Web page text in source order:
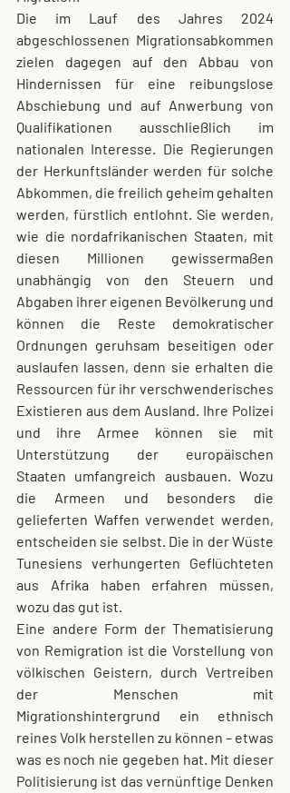
Die im Lauf des Jahres 2024
abgeschlossenen Migrationsabkommen
zielen dagegen auf den Abbau von
Hindernissen für eine reibungslose
Abschiebung und auf Anwerbung von
Qualifikationen ausschließlich im
nationalen Interesse. Die Regierungen
der Herkunftsländer werden für solche
Abkommen, die freilich geheim gehalten
werden, fürstlich entlohnt. Sie werden,
wie die nordafrikanischen Staaten, mit
diesen Millionen gewissermaßen
unabhängig von den Steuern und
Abgaben ihrer eigenen Bevölkerung und
können die Reste demokratischer
Ordnungen geruhsam beseitigen oder
auslaufen lassen, denn sie erhalten die
Ressourcen für ihr verschwenderisches
Existieren aus dem Ausland. Ihre Polizei
und ihre Armee können sie mit
Unterstützung der europäischen
Staaten umfangreich ausbauen. Wozu
die Armeen und besonders die
gelieferten Waffen verwendet werden,
entscheiden sie selbst. Die in der Wüste
Tunesiens verhungerten Geflüchteten
aus Afrika haben erfahren müssen,
wozu das gut ist.
Eine andere Form der Thematisierung
von Remigration ist die Vorstellung von
völkischen Geistern, durch Vertreiben
der Menschen mit
Migrationshintergrund ein ethnisch
reines Volk herstellen zu können – etwas
was es noch nie gegeben hat. Mit dieser
Politisierung ist das vernünftige Denken